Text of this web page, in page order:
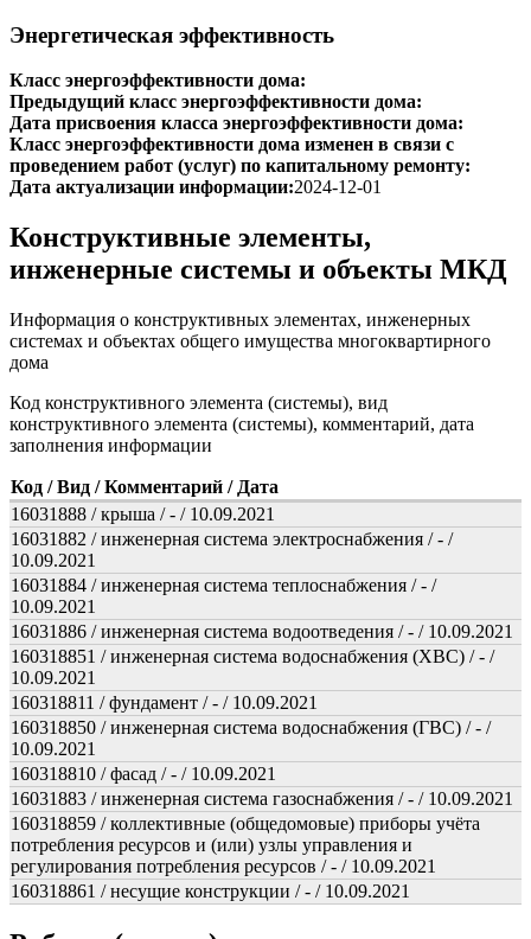
Энергетическая эффективность
Класс энергоэффективности дома:
Предыдущий класс энергоэффективности дома:
Дата присвоения класса энергоэффективности дома:
Класс энергоэффективности дома изменен в связи с
проведением работ (услуг) по капитальному ремонту:
Дата актуализации информации:2024-12-01
Конструктивные элементы,
инженерные системы и объекты МКД
Информация о конструктивных элементах, инженерных
системах и объектах общего имущества многоквартирного
дома
Код конструктивного элемента (системы), вид
конструктивного элемента (системы), комментарий, дата
заполнения информации
Код / Вид / Комментарий / Дата
16031888 / крыша / - / 10.09.2021
16031882 / инженерная система электроснабжения / - /
10.09.2021
16031884 / инженерная система теплоснабжения / - /
10.09.2021
16031886 / инженерная система водоотведения / - / 10.09.2021
160318851 / инженерная система водоснабжения (ХВС) / - /
10.09.2021
160318811 / фундамент / - / 10.09.2021
160318850 / инженерная система водоснабжения (ГВС) / - /
10.09.2021
160318810 / фасад / - / 10.09.2021
16031883 / инженерная система газоснабжения / - / 10.09.2021
160318859 / коллективные (общедомовые) приборы учёта
потребления ресурсов и (или) узлы управления и
регулирования потребления ресурсов / - / 10.09.2021
160318861 / несущие конструкции / - / 10.09.2021